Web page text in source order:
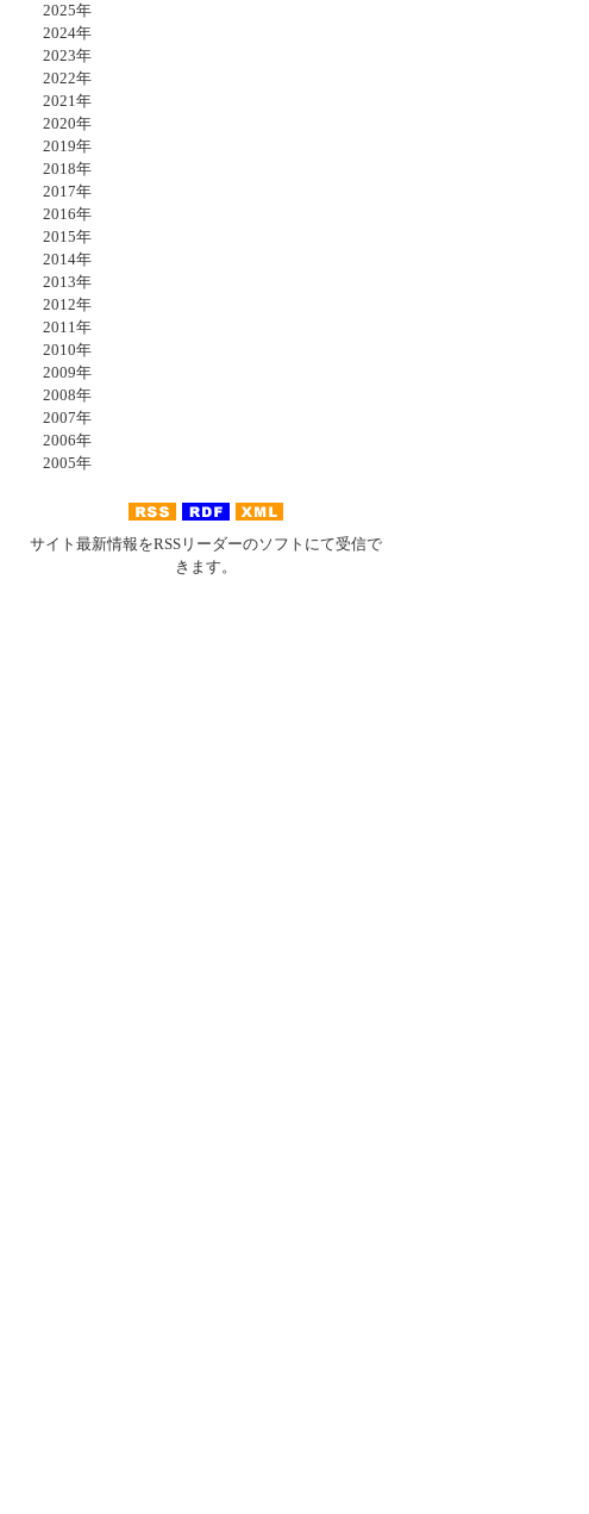
2025年
2024年
2023年
2022年
2021年
2020年
2019年
2018年
2017年
2016年
2015年
2014年
2013年
2012年
2011年
2010年
2009年
2008年
2007年
2006年
2005年
サイト最新情報をRSSリーダーのソフトにて受信で
きます。